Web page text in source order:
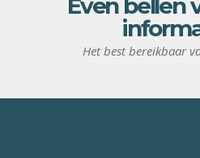
Even bellen
Het best bereikbaar